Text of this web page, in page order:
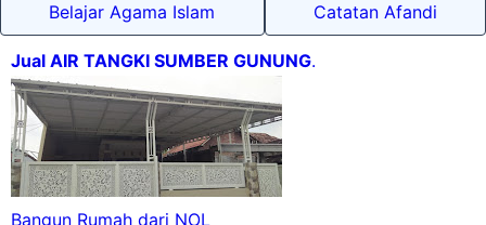
Belajar Agama Islam Catatan Afandi
Jual AIR TANGKI SUMBER GUNUNG.
Bangun Rumah dari NOL